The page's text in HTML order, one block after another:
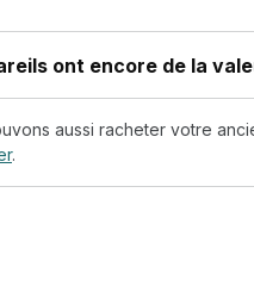
ont encore de la
aussi racheter votre
.